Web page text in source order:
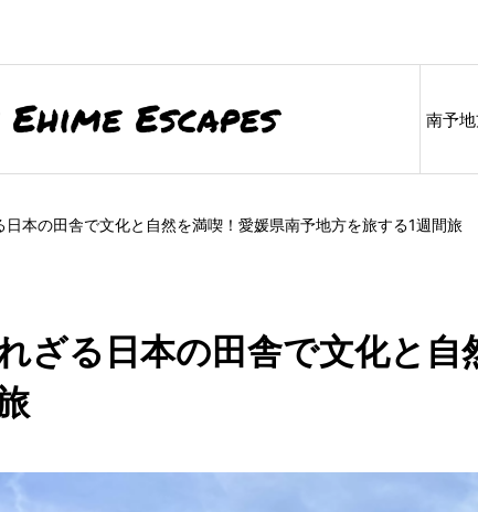
南予
日本の田舎で文化と自然を満喫！愛媛県南予地方を旅する1週間旅
ざる日本の田舎で文化と自